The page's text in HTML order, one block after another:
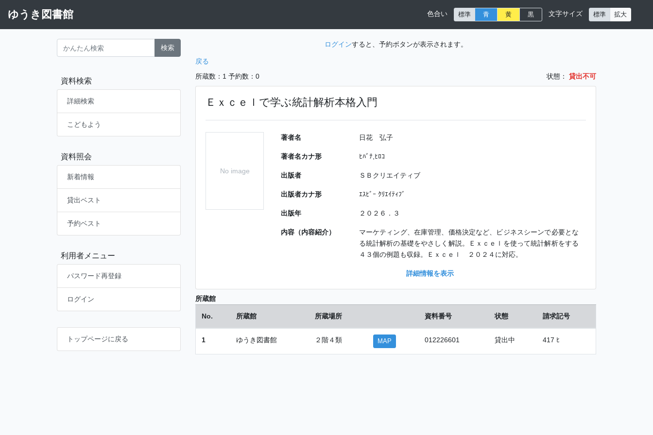
ゆうき図書館 色合い 標準 青 黄 黒 文字サイズ 標準 拡大
検索
資料検索
詳細検索
こどもよう
資料照会
新着情報
貸出ベスト
予約ベスト
利用者メニュー
パスワード再登録
ログイン
トップページに戻る
ログインすると、予約ボタンが表示されます。
戻る
所蔵数：1 予約数：0 状態： 貸出不可
Ｅｘｃｅｌで学ぶ統計解析本格入門
No image
著者名 日花 弘子
著者名カナ形 ﾋﾊﾞﾅ,ﾋﾛｺ
出版者 ＳＢクリエイティブ
出版者カナ形 ｴｽﾋﾞｰ ｸﾘｴｲﾃｨﾌﾞ
出版年 ２０２６．３
内容（内容紹介）
マーケティング、在庫管理、価格決定など、ビジネスシーンで必要とな
る統計解析の基礎をやさしく解説。Ｅｘｃｅｌを使って統計解析をする
４３個の例題も収録。Ｅｘｃｅｌ ２０２４に対応。
詳細情報を表示
所蔵館
No. 所蔵館 所蔵場所 資料番号 状態 請求記号
1 ゆうき図書館 ２階４類 MAP 012226601 貸出中 417 ﾋ